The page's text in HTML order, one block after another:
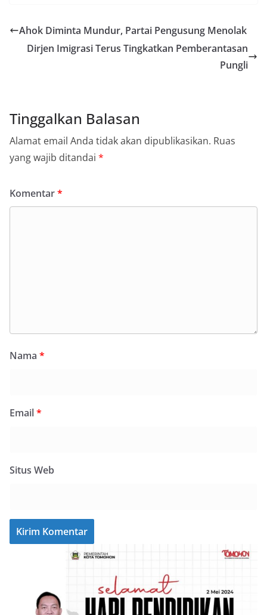
Ahok Diminta Mundur, Partai Pengusung Menolak
Dirjen Imigrasi Terus Tingkatkan Pemberantasan
Pungli
Tinggalkan Balasan
Alamat email Anda tidak akan dipublikasikan. Ruas
yang wajib ditandai *
Komentar*
Nama *
Email*
Situs Web